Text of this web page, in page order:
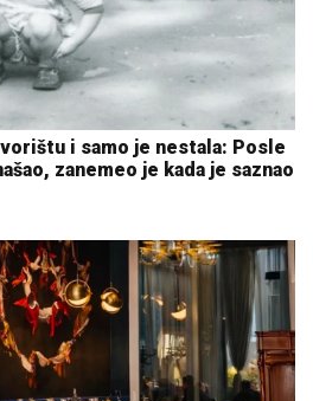
i samo je nestala: Posle
zanemeo je kada je saznao